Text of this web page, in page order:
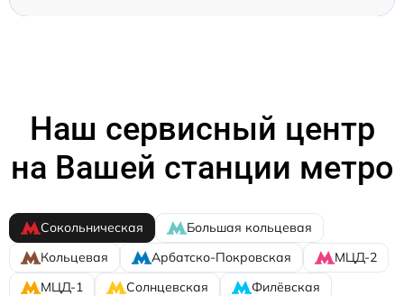
Наш сервисный центр
на Вашей станции метро
Сокольническая
Большая кольцевая
Кольцевая
Арбатско-Покровская
МЦД-2
МЦД-1
Солнцевская
Филёвская